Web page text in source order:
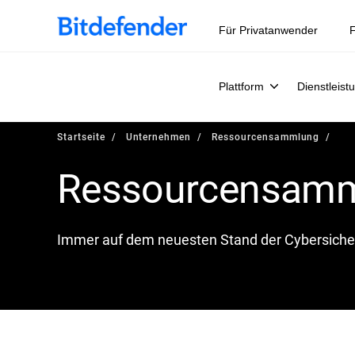
Für Privatanwender
Plattform
Startseite Unternehmen Ressourcensammlung
Immer auf dem neuesten Stand der